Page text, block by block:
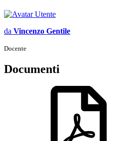
da Vincenzo Gentile
Docente
Documenti